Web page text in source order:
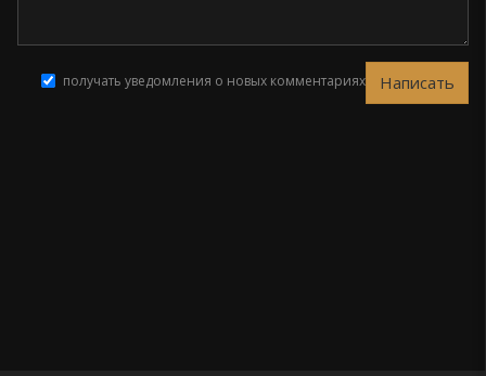
получать уведомления о новых комментариях